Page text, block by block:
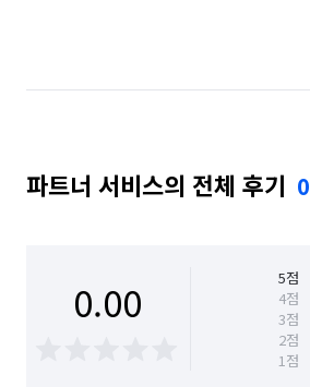
파트너 서비스의 전체 후기 0
0.00 5점
4점
3점
2점
1점